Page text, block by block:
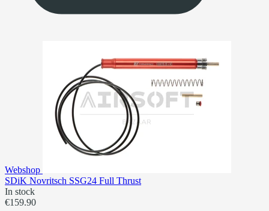
Webshop
SDiK Novritsch SSG24 Full Thrust
In stock
€159.90